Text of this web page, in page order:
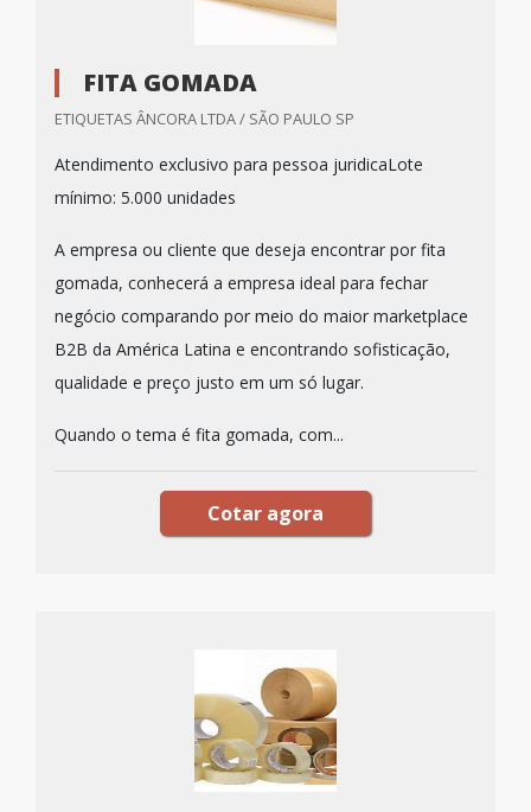
FITA GOMADA
ETIQUETAS ÂNCORA LTDA / SÃO PAULO SP
Atendimento exclusivo para pessoa juridicaLote
mínimo: 5.000 unidades
A empresa ou cliente que deseja encontrar por fita
gomada, conhecerá a empresa ideal para fechar
negócio comparando por meio do maior marketplace
B2B da América Latina e encontrando sofisticação,
qualidade e preço justo em um só lugar.
Quando o tema é fita gomada, com...
Cotar agora